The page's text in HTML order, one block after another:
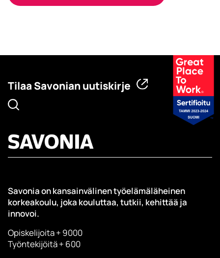
Tilaa Savonian uutiskirje
Savonia on kansainvälinen työelämäläheinen
korkeakoulu, joka kouluttaa, tutkii, kehittää ja
innovoi.
Opiskelijoita + 9000
Työntekijöitä + 600